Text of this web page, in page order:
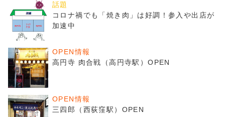
話題
コロナ禍でも「焼き肉」は好調！参入や出店が
加速中
OPEN情報
高円寺 肉合戦（高円寺駅）OPEN
OPEN情報
三四郎（西荻窪駅）OPEN